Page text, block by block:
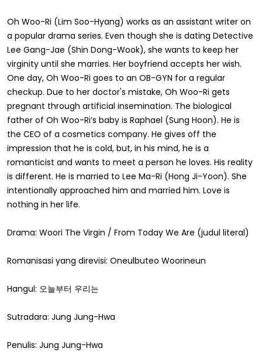
Oh Woo-Ri (Lim Soo-Hyang) works as an assistant writer on
a popular drama series. Even though she is dating Detective
Lee Gang-Jae (Shin Dong-Wook), she wants to keep her
virginity until she marries. Her boyfriend accepts her wish.
One day, Oh Woo-Ri goes to an OB-GYN for a regular
checkup. Due to her doctor's mistake, Oh Woo-Ri gets
pregnant through artificial insemination. The biological
father of Oh Woo-Ri’s baby is Raphael (Sung Hoon). He is
the CEO of a cosmetics company. He gives off the
impression that he is cold, but, in his mind, he is a
romanticist and wants to meet a person he loves. His reality
is different. He is married to Lee Ma-Ri (Hong Ji-Yoon). She
intentionally approached him and married him. Love is
nothing in her life.
Drama: Woori The Virgin / From Today We Are (judul literal)
Romanisasi yang direvisi: Oneulbuteo Woorineun
Hangul: 오늘부터 우리는
Sutradara: Jung Jung-Hwa
Penulis: Jung Jung-Hwa